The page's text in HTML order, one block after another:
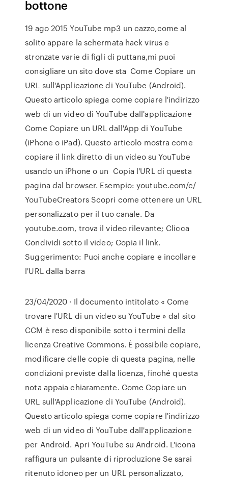
bottone
19 ago 2015 YouTube mp3 un cazzo,come al
solito appare la schermata hack virus e
stronzate varie di figli di puttana,mi puoi
consigliare un sito dove sta Come Copiare un
URL sull'Applicazione di YouTube (Android).
Questo articolo spiega come copiare l'indirizzo
web di un video di YouTube dall'applicazione
Come Copiare un URL dall'App di YouTube
(iPhone o iPad). Questo articolo mostra come
copiare il link diretto di un video su YouTube
usando un iPhone o un Copia l'URL di questa
pagina dal browser. Esempio: youtube.com/c/
YouTubeCreators Scopri come ottenere un URL
personalizzato per il tuo canale. Da
youtube.com, trova il video rilevante; Clicca
Condividi sotto il video; Copia il link.
Suggerimento: Puoi anche copiare e incollare
l'URL dalla barra
23/04/2020 · Il documento intitolato « Come
trovare l'URL di un video su YouTube » dal sito
CCM è reso disponibile sotto i termini della
licenza Creative Commons. È possibile copiare,
modificare delle copie di questa pagina, nelle
condizioni previste dalla licenza, finché questa
nota appaia chiaramente. Come Copiare un
URL sull'Applicazione di YouTube (Android).
Questo articolo spiega come copiare l'indirizzo
web di un video di YouTube dall'applicazione
per Android. Apri YouTube su Android. L'icona
raffigura un pulsante di riproduzione Se sarai
ritenuto idoneo per un URL personalizzato,